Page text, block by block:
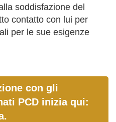
soddisfazione del
contatto con lui per
per le sue esigenze
con gli
PCD inizia qui: